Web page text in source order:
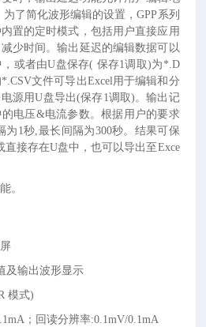
了简化波形编辑的设置，GPP系列
置的定时模式，包括用户直接应用
少时间。输出延迟的编辑数据可以
或者由U盘保存( 保存1调取)为*.D
文件可导出Excel用于编辑和分
源用U盘导出(保存1调取)。输出记
电压&电流参数。根据用户的要求
为1秒,最长间隔为300秒。结果可保
直接存在U盘中，也可以导出至Exce
。
及输出波形显示
模式)
；回读分辨率:0.1mV/0.1mA